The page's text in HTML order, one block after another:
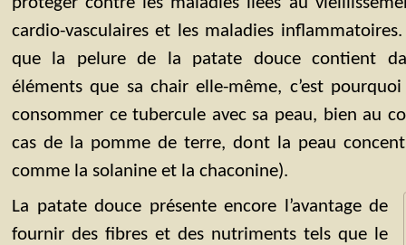
cardio-vasculaires et les maladies
que la pelure de la patate douce contient
éléments que sa chair elle-même, c’est
consommer ce tubercule avec sa peau, bien au
cas de la pomme de terre, dont la peau
comme la solanine et la chaconine).
La patate douce présente encore l’avantage de
fournir des fibres et des nutriments tels que le